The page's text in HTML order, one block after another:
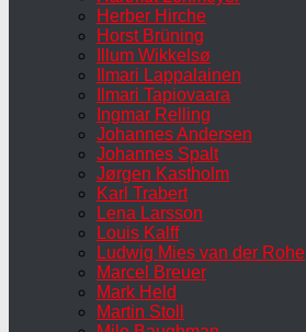
Herber Hirche
Horst Brüning
Illum Wikkelsø
Ilmari Lappalainen
Ilmari Tapiovaara
Ingmar Relling
Johannes Andersen
Johannes Spalt
Jørgen Kastholm
Karl Trabert
Lena Larsson
Louis Kalff
Ludwig Mies van der Rohe
Marcel Breuer
Mark Held
Martin Stoll